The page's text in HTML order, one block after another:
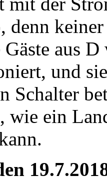
aus
und
Schalter
wie ein